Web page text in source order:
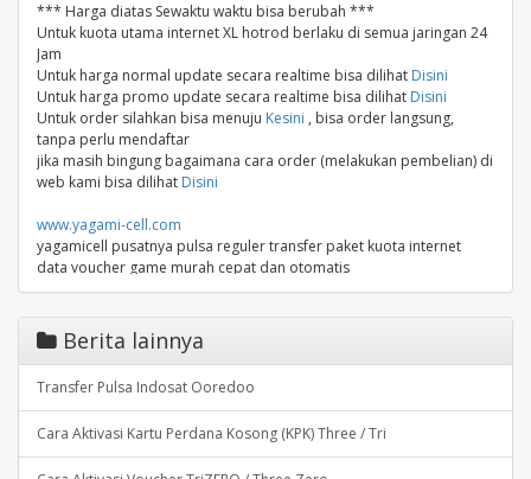
*** Harga diatas Sewaktu waktu bisa berubah ***
Untuk kuota utama internet XL hotrod berlaku di semua jaringan 24
Jam
Untuk harga normal update secara realtime bisa dilihat Disini
Untuk harga promo update secara realtime bisa dilihat Disini
Untuk order silahkan bisa menuju Kesini , bisa order langsung,
tanpa perlu mendaftar
jika masih bingung bagaimana cara order (melakukan pembelian) di
web kami bisa dilihat Disini
www.yagami-cell.com
yagamicell pusatnya pulsa reguler transfer paket kuota internet
data voucher game murah cepat dan otomatis
XL AXIS MENTARI IM3 INDOSAT SIMPATI TELKOMSEL AS TRI THREE
Beli Isi Ulang Paket Kuota Data Internet, Pulsa Online termurah,
Token , Voucher Game murah Otomatis 24 Jam Terpercaya
Cs support :081223222224081223222224@YagamiCellcom
Berita lainnya
Transfer Pulsa Indosat Ooredoo
Cara Aktivasi Kartu Perdana Kosong (KPK) Three / Tri